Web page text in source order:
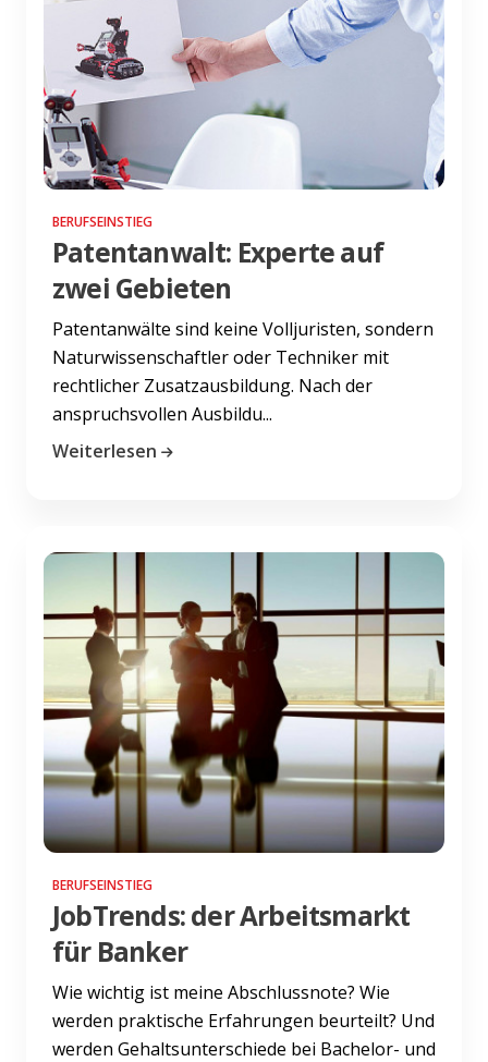
BERUFSEINSTIEG
Patentanwalt: Experte auf
zwei Gebieten
Patentanwälte sind keine Volljuristen, sondern
Naturwissenschaftler oder Techniker mit
rechtlicher Zusatzausbildung. Nach der
anspruchsvollen Ausbildu...
Weiterlesen
BERUFSEINSTIEG
JobTrends: der Arbeitsmarkt
für Banker
Wie wichtig ist meine Abschlussnote? Wie
werden praktische Erfahrungen beurteilt? Und
werden Gehaltsunterschiede bei Bachelor- und